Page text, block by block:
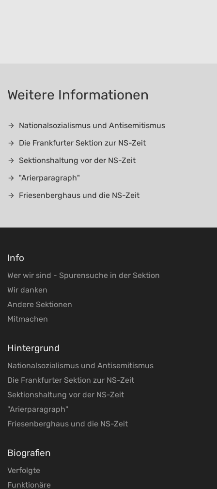
Weitere Informationen
Nationalsozialismus und Antisemitismus
Die Frankfurter Sektion zur NS-Zeit
Sektionshaltung vor der NS-Zeit
"Arierparagraph"
Friesenberghaus und die NS-Zeit
Info
Wer wir sind - Spurensuche in der Sektion
Wir danken
Andere Sektionen
Mitmachen
Hintergrund
Nationalsozialismus und Antisemitismus
Die Frankfurter Sektion zur NS-Zeit
Sektionshaltung vor der NS-Zeit
"Arierparagraph"
Friesenberghaus und die NS-Zeit
Biografien
Verfolgte
Funktionäre